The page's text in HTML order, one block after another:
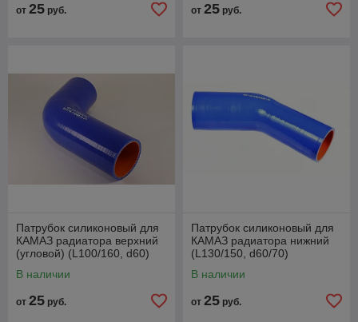
от 25 руб. от 25 руб.
Патрубок силиконовый для
КАМАЗ радиатора верхний
(угловой) (L100/160, d60)
В наличии
от 25 руб.
Патрубок силиконовый для
КАМАЗ радиатора нижний
(L130/150, d60/70)
В наличии
от 25 руб.